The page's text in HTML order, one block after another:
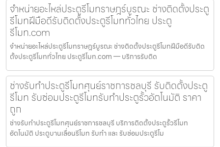
จำหน่ายอะไหล่ประตูรีโมทราษฎร์บูรณะ ช่างติดตั้งประตู
รีโมทฝีมือดีรับติดตั้งประตูรีโมททั่วไทย ประตู
รีโมท.com
จำหน่ายอะไหล่ประตูรีโมทราษฎร์บูรณะ ช่างติดตั้งประตูรีโมทฝีมือดีรับติด
ตั้งประตูรีโมททั่วไทย ประตูรีโมท.com — บริการรับติด
ช่างรับทำประตูรีโมทศุนย์ราชการชลบุรี รับติดตั้งประตู
รีโมท รับซ่อมประตูรีโมทรับทำประตูรั้วอัตโนมัติ ราคา
ถูก
ช่างรับทำประตูรีโมทศุนย์ราชการชลบุรี บริการติดตั้งประตูรั้วรีโมท
อัตโนมัติ ประตูบานเลื่อนรีโมท รับทำ และ รับซ่อมประตูรีโม